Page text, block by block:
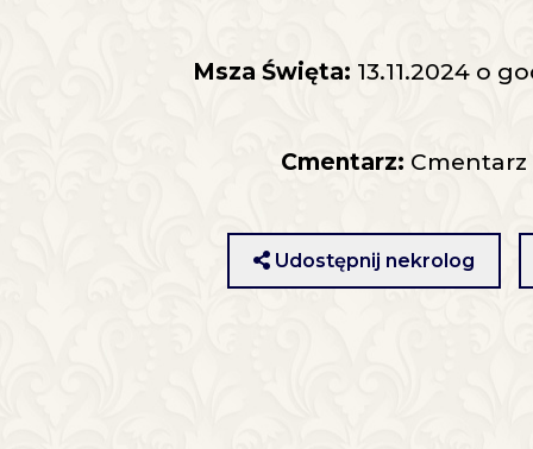
Msza Święta: 13.11.2024 o
Cmentarz:
Udostępnij nekrolog